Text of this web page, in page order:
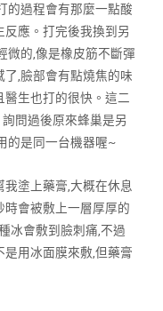
的過程會有那麼一點酸
應。打完後我換到另
微的,像是橡皮筋不斷彈
了,臉部會有點燒焦的味
醫生也打的很快。這二
問過後原來蜂巢是另
的是同一台機器喔~
塗上藥膏,大概在休息
時會被敷上一層厚厚的
冰會敷到臉刺痛,不過
是用冰面膜來敷,但藥膏